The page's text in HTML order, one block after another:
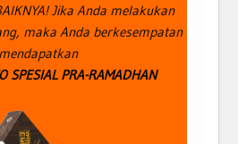
Jika Anda melakukan
maka Anda berkesempatan
mendapatkan
SPESIAL PRA-RAMADHAN